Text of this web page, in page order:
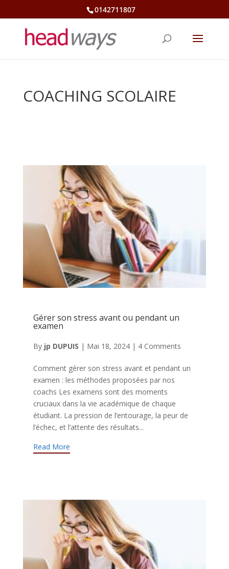
0142711807
COACHING SCOLAIRE
Gérer son stress avant ou pendant un
examen
By jp DUPUIS | Mai 18, 2024| 4 Comments
Comment gérer son stress avant et pendant un
examen : les méthodes proposées par nos
coachs Les examens sont des moments
cruciaux dans la vie académique de chaque
étudiant. La pression de l’entourage, la peur de
l’échec, et l’attente des résultats...
Read More